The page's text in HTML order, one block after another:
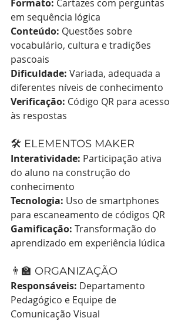
Formato: Cartazes com perguntas
em sequência lógica
Conteúdo: Questões sobre
vocabulário, cultura e tradições
pascoais
Dificuldade: Variada, adequada a
diferentes níveis de conhecimento
Verificação: Código QR para acesso
às respostas
🛠️ ELEMENTOS MAKER
Interatividade: Participação ativa
do aluno na construção do
conhecimento
Tecnologia: Uso de smartphones
para escaneamento de códigos QR
Gamificação: Transformação do
aprendizado em experiência lúdica
👨‍🏫 ORGANIZAÇÃO
Responsáveis: Departamento
Pedagógico e Equipe de
Comunicação Visual